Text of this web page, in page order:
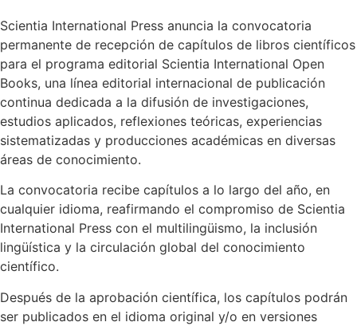
Scientia International Press anuncia la convocatoria
permanente de recepción de capítulos de libros científicos
para el programa editorial Scientia International Open
Books, una línea editorial internacional de publicación
continua dedicada a la difusión de investigaciones,
estudios aplicados, reflexiones teóricas, experiencias
sistematizadas y producciones académicas en diversas
áreas de conocimiento.
La convocatoria recibe capítulos a lo largo del año, en
cualquier idioma, reafirmando el compromiso de Scientia
International Press con el multilingüismo, la inclusión
lingüística y la circulación global del conocimiento
científico.
Después de la aprobación científica, los capítulos podrán
ser publicados en el idioma original y/o en versiones